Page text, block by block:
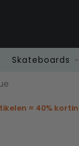
Skateboards
= 40%